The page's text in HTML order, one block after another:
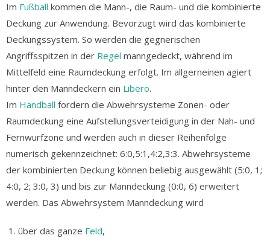
Im Fußball kommen die Mann-, die Raum- und die kombinierte
Deckung zur Anwendung. Bevorzugt wird das kombinierte
Deckungssystem. So werden die gegnerischen
Angriffsspitzen in der Regel manngedeckt, während im
Mittelfeld eine Raumdeckung erfolgt. Im allgerneinen agiert
hinter den Manndeckern ein Libero.
Im Handball fordern die Abwehrsysteme Zonen- oder
Raumdeckung eine Aufstellungsverteidigung in der Nah- und
Fernwurfzone und werden auch in dieser Reihenfolge
numerisch gekennzeichnet: 6:0,5:1,4:2,3:3. Abwehrsysteme
der kombinierten Deckung können beliebig ausgewählt (5:0, 1;
4:0, 2; 3:0, 3) und bis zur Manndeckung (0:0, 6) erweitert
werden. Das Abwehrsystem Manndeckung wird
über das ganze Feld,